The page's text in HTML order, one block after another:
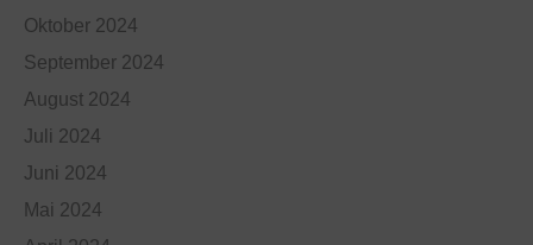
Oktober 2024
September 2024
August 2024
Juli 2024
Juni 2024
Mai 2024